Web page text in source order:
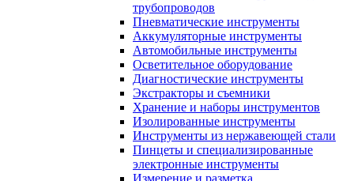
трубопроводов
Пневматические инструменты
Аккумуляторные инструменты
Автомобильные инструменты
Осветительное оборудование
Диагностические инструменты
Экстракторы и съемники
Хранение и наборы инструментов
Изолированные инструменты
Инструменты из нержавеющей стали
Пинцеты и специализированные
электронные инструменты
Измерение и разметка